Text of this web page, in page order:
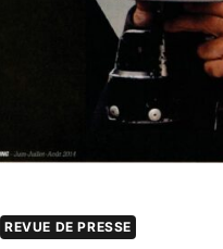
REVUE DE PRESSE